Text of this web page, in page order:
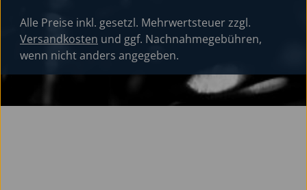
Alle Preise inkl. gesetzl. Mehrwertsteuer zzgl.
Versandkosten und ggf. Nachnahmegebühren,
wenn nicht anders angegeben.